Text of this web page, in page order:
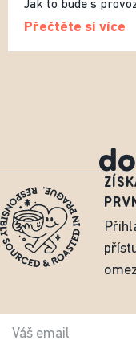
Jak to bude s
Přečtěte si více